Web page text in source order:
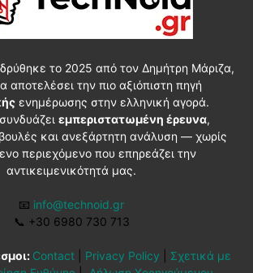
το 2025 από τον Δημήτρη Μάριζα,
αποτελέσει την πιο αξιόπιστη πηγή
ενημέρωσης στην ελληνική αγορά.
εμπεριστατωμένη έρευνα,
και ανεξάρτητη ανάλυση — χωρίς
περιεχόμενο που επηρεάζει την
αντικειμενικότητά μας.
📧 info@technoid.gr
📞 +30 6980 730 713
Contact Privacy Policy
Σχετικά με